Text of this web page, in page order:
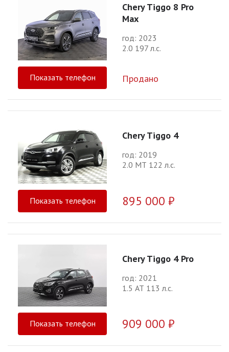
Chery Tiggo 8 Pro
Max
год: 2023
2.0 197 л.с.
Показать телефон Продано
Chery Tiggo 4
год: 2019
2.0 МТ 122 л.с.
Показать телефон 895 000 ₽
Chery Tiggo 4 Pro
год: 2021
1.5 АТ 113 л.с.
Показать телефон 909 000 ₽